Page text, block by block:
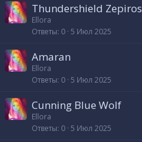
Thundershield Zepiros
Ellora
Ответы 0 5 Июл 2025
Amaran
Ellora
Ответы 0 5 Июл 2025
Cunning Blue Wolf
Ellora
Ответы 0 5 Июл 2025